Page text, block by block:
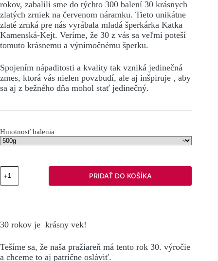
rokov, zabalili sme do týchto 300 balení 30 krásnych
zlatých zrniek na červenom náramku. Tieto unikátne
zlaté zrnká pre nás vyrábala mladá šperkárka Katka
Kamenská-Kejt. Veríme, že 30 z vás sa veľmi poteší
tomuto krásnemu a výnimočnému šperku.
Spojením nápaditosti a kvality tak vzniká jedinečná
zmes, ktorá vás nielen povzbudí, ale aj inšpiruje , aby
sa aj z bežného dňa mohol stať jedinečný.
Hmotnosť balenia
množstvo
30
Limitovaná
PRIDAŤ DO KOŠÍKA
30 rokov je krásny vek!
Tešíme sa, že naša pražiareň má tento rok 30. výročie
a chceme to aj patrične osláviť.